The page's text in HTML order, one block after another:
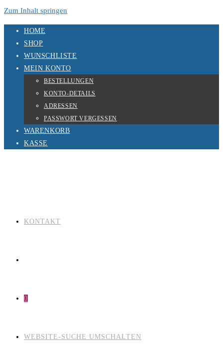
Zum Inhalt springen
HOME
SHOP
WUNSCHLISTE
MEIN KONTO
BESTELLUNGEN
KONTO-DETAILS
ADRESSEN
PASSWORT VERGESSEN
WARENKORB
KASSE
KONTAKT
0
WEBSITE-SUCHE UMSCHALTEN